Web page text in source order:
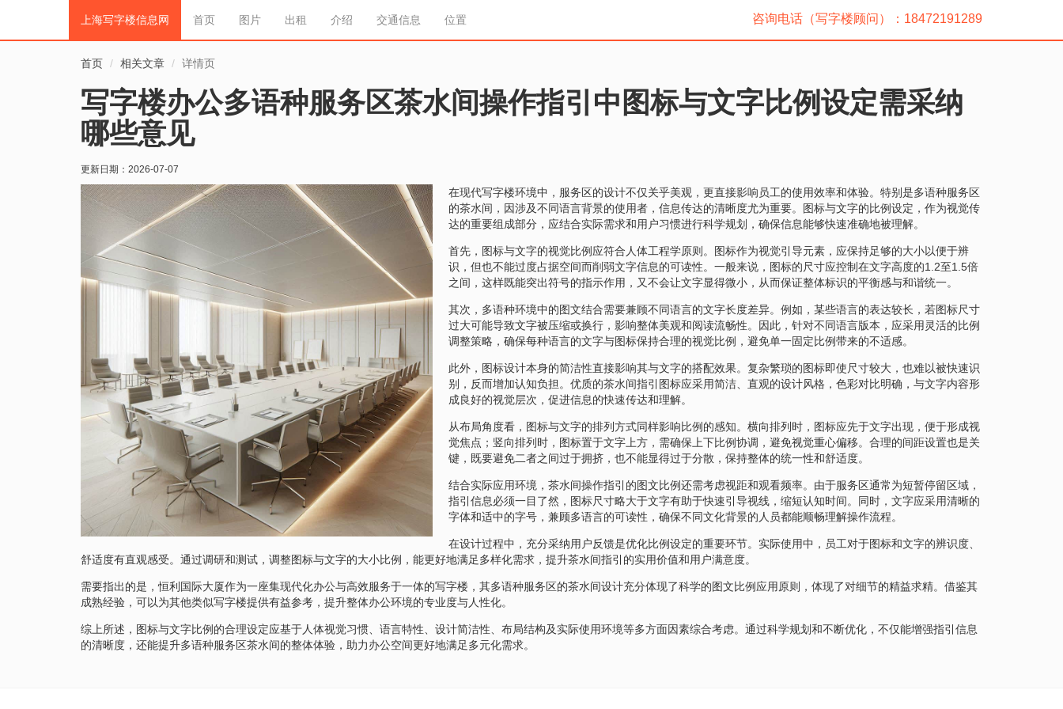
上海写字楼信息网 首页 图片 出租 介绍 交通信息 位置 咨询电话（写字楼顾问）：18472191289
首页 相关文章 详情页
写字楼办公多语种服务区茶水间操作指引中图标与文字比例设定需采纳
哪些意见
更新日期： 2026-07-07
在现代写字楼环境中，服务区的设计不仅关乎美观，更直接影响员工的使用效率和体验。特别是多语种服务区
的茶水间，因涉及不同语言背景的使用者，信息传达的清晰度尤为重要。图标与文字的比例设定，作为视觉传
达的重要组成部分，应结合实际需求和用户习惯进行科学规划，确保信息能够快速准确地被理解。
首先，图标与文字的视觉比例应符合人体工程学原则。图标作为视觉引导元素，应保持足够的大小以便于辨
识，但也不能过度占据空间而削弱文字信息的可读性。一般来说，图标的尺寸应控制在文字高度的1.2至1.5倍
之间，这样既能突出符号的指示作用，又不会让文字显得微小，从而保证整体标识的平衡感与和谐统一。
其次，多语种环境中的图文结合需要兼顾不同语言的文字长度差异。例如，某些语言的表达较长，若图标尺寸
过大可能导致文字被压缩或换行，影响整体美观和阅读流畅性。因此，针对不同语言版本，应采用灵活的比例
调整策略，确保每种语言的文字与图标保持合理的视觉比例，避免单一固定比例带来的不适感。
此外，图标设计本身的简洁性直接影响其与文字的搭配效果。复杂繁琐的图标即使尺寸较大，也难以被快速识
别，反而增加认知负担。优质的茶水间指引图标应采用简洁、直观的设计风格，色彩对比明确，与文字内容形
成良好的视觉层次，促进信息的快速传达和理解。
从布局角度看，图标与文字的排列方式同样影响比例的感知。横向排列时，图标应先于文字出现，便于形成视
觉焦点；竖向排列时，图标置于文字上方，需确保上下比例协调，避免视觉重心偏移。合理的间距设置也是关
键，既要避免二者之间过于拥挤，也不能显得过于分散，保持整体的统一性和舒适度。
结合实际应用环境，茶水间操作指引的图文比例还需考虑视距和观看频率。由于服务区通常为短暂停留区域，
指引信息必须一目了然，图标尺寸略大于文字有助于快速引导视线，缩短认知时间。同时，文字应采用清晰的
字体和适中的字号，兼顾多语言的可读性，确保不同文化背景的人员都能顺畅理解操作流程。
在设计过程中，充分采纳用户反馈是优化比例设定的重要环节。实际使用中，员工对于图标和文字的辨识度、
舒适度有直观感受。通过调研和测试，调整图标与文字的大小比例，能更好地满足多样化需求，提升茶水间指引的实用价值和用户满意度。
需要指出的是，恒利国际大厦作为一座集现代化办公与高效服务于一体的写字楼，其多语种服务区的茶水间设计充分体现了科学的图文比例应用原则，体现了对细节的精益求精。借鉴其
成熟经验，可以为其他类似写字楼提供有益参考，提升整体办公环境的专业度与人性化。
综上所述，图标与文字比例的合理设定应基于人体视觉习惯、语言特性、设计简洁性、布局结构及实际使用环境等多方面因素综合考虑。通过科学规划和不断优化，不仅能增强指引信息
的清晰度，还能提升多语种服务区茶水间的整体体验，助力办公空间更好地满足多元化需求。